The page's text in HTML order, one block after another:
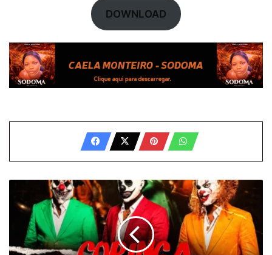
DOWNLOAD
Coringa
(Feat.
Deezy,